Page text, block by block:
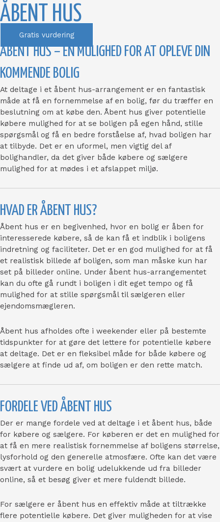
ÅBENT HUS
Gratis vurdering
ÅBENT HUS – EN MULIGHED FOR AT OPLEVE DIN
KOMMENDE BOLIG
At deltage i et åbent hus-arrangement er en fantastisk
måde at få en fornemmelse af en bolig, før du træffer en
beslutning om at købe den. Åbent hus giver potentielle
købere mulighed for at se boligen på egen hånd, stille
spørgsmål og få en bedre forståelse af, hvad boligen har
at tilbyde. Det er en uformel, men vigtig del af
bolighandler, da det giver både købere og sælgere
mulighed for at mødes i et afslappet miljø.
HVAD ER ÅBENT HUS?
Åbent hus er en begivenhed, hvor en bolig er åben for
interesserede købere, så de kan få et indblik i boligens
indretning og faciliteter. Det er en god mulighed for at få
et realistisk billede af boligen, som man måske kun har
set på billeder online. Under åbent hus-arrangementet
kan du ofte gå rundt i boligen i dit eget tempo og få
mulighed for at stille spørgsmål til sælgeren eller
ejendomsmægleren.
Åbent hus afholdes ofte i weekender eller på bestemte
tidspunkter for at gøre det lettere for potentielle købere
at deltage. Det er en fleksibel måde for både købere og
sælgere at finde ud af, om boligen er den rette match.
FORDELE VED ÅBENT HUS
Der er mange fordele ved at deltage i et åbent hus, både
for købere og sælgere. For køberen er det en mulighed for
at få en mere realistisk fornemmelse af boligens størrelse,
lysforhold og den generelle atmosfære. Ofte kan det være
svært at vurdere en bolig udelukkende ud fra billeder
online, så et besøg giver et mere fuldendt billede.
For sælgere er åbent hus en effektiv måde at tiltrække
flere potentielle købere. Det giver muligheden for at vise